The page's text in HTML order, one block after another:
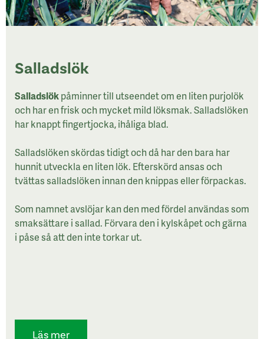
Salladslök
Salladslökpåminner till utseendet om en liten purjolök
och har en frisk och mycket mild löksmak. Salladslöken
har knappt fingertjocka, ihåliga blad.
Salladslöken skördas tidigt och då har den bara har
hunnit utveckla en liten lök. Efterskörd ansas och
tvättas salladslöken innan den knippas eller förpackas.
Som namnet avslöjar kan den med fördel användas som
smaksättare i sallad. Förvara den i kylskåpet och gärna
i påse så att den inte torkar ut.
Läs mer